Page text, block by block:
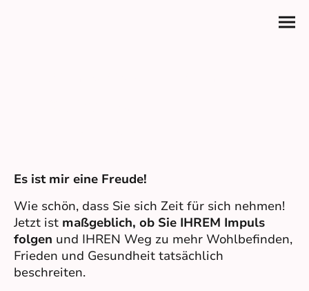
Es ist mir eine Freude!
Wie schön, dass Sie sich Zeit für sich nehmen!
Jetzt ist maßgeblich, ob Sie IHREM Impuls
folgen und IHREN Weg zu mehr Wohlbefinden,
Frieden und Gesundheit tatsächlich
beschreiten.